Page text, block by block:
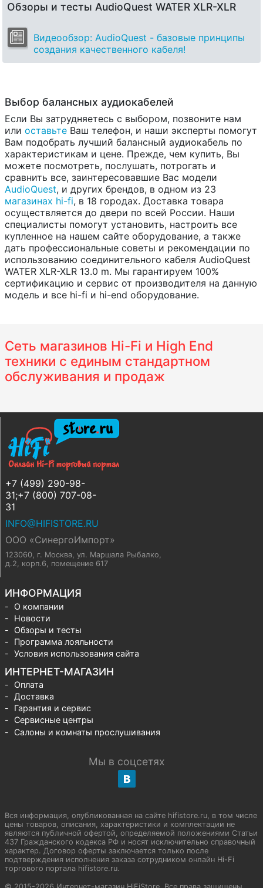
Обзоры и тесты AudioQuest WATER XLR-XLR
Видеообзор: AudioQuest - базовые принципы
создания качественного кабеля!
Выбор балансных аудиокабелей
Если Вы затрудняетесь с выбором, позвоните нам
или оставьте Ваш телефон, и наши эксперты помогут
Вам подобрать лучший балансный аудиокабель по
характеристикам и цене. Прежде, чем купить, Вы
можете посмотреть, послушать, потрогать и
сравнить все, заинтересовавшие Вас модели
AudioQuest, и других брендов, в одном из 23
магазинах hi-fi, в 18 городах. Доставка товара
осуществляется до двери по всей России. Наши
специалисты помогут установить, настроить все
купленное на нашем сайте оборудование, а также
дать профессиональные советы и рекомендации по
использованию соединительного кабеля AudioQuest
WATER XLR-XLR 13.0 m. Мы гарантируем 100%
сертификацию и сервис от производителя на данную
модель и все hi-fi и hi-end оборудование.
Сеть магазинов Hi-Fi и High End
техники с единым стандартном
обслуживания и продаж
+7 (499) 290-98-
31;+7 (800) 707-08-
31
INFO@HIFISTORE.RU
ООО «СинергоИмпорт»
123060, г. Москва, ул. Маршала Рыбалко,
д.2, корп.6, помещение 617
ИНФОРМАЦИЯ
О компании
Новости
Обзоры и тесты
Программа лояльности
Условия использования сайта
ИНТЕРНЕТ-МАГАЗИН
Оплата
Доставка
Гарантия и сервис
Сервисные центры
Салоны и комнаты прослушивания
Мы в соцсетях
Вся информация, опубликованная на сайте hifistore.ru, в том числе
цены товаров, описания, характеристики и комплектации не
являются публичной офертой, определяемой положениями Статьи
437 Гражданского кодекса РФ и носят исключительно справочный
характер. Договор оферты заключается только после
подтверждения исполнения заказа сотрудником онлайн Hi-Fi
торгового портала hifistore.ru.